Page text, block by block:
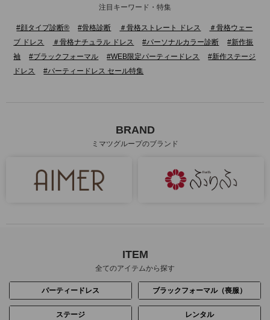
注目キーワード・特集
#顔タイプ診断® #骨格診断 ＃骨格ストレート ドレス
＃骨格ウェー
ブ ドレス
＃骨格ナチュラル ドレス #パーソナルカラー診断
#新作振
袖
#ブラックフォーマル #WEB限定パーティードレス
#新作ステージ
ドレス
#パーティードレス セール特集
BRAND
ミマツグループのブランド
ITEM
全てのアイテムから探す
パーティードレス ブラックフォーマル（喪服）
ステージ レンタル